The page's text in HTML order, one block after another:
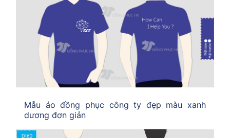
Mẫu áo đồng phục công ty đẹp màu xanh
dương đơn giản